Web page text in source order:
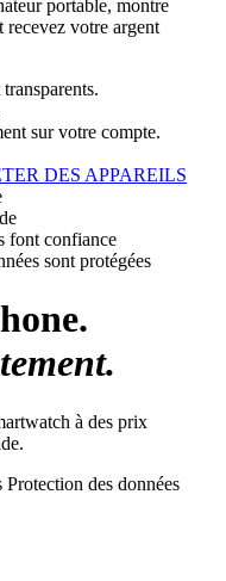
portable, montre
recevez votre argent
sur votre compte.
DES APPAREILS
font confiance
sont protégées
à des prix
Protection des données